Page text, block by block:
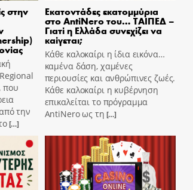
στην
που
την
[…]
Εκατοντάδες εκατομμύρια
στο AntiNero του… ΤΑΙΠΕΔ –
Γιατί η Ελλάδα συνεχίζει να
καίγεται;
Κάθε καλοκαίρι η ίδια εικόνα…
καμένα δάση, χαμένες
περιουσίες και ανθρώπινες ζωές.
Κάθε καλοκαίρι η κυβέρνηση
επικαλείται το πρόγραμμα
AntiNero ως τη […]